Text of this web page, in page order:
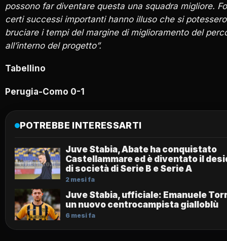
possono far diventare questa una squadra migliore.
certi successi importanti hanno illuso che si potessero
bruciare i tempi del margine di miglioramento del
all’interno del progetto”.
Tabellino
Perugia-Como 0-1
POTREBBE INTERESSARTI
Juve Stabia, Abate ha conquistato
Castellammare ed è diventato il
di società di Serie B e Serie A
2 mesi fa
Juve Stabia, ufficiale: Emanuele
un nuovo centrocampista gialloblù
6 mesi fa